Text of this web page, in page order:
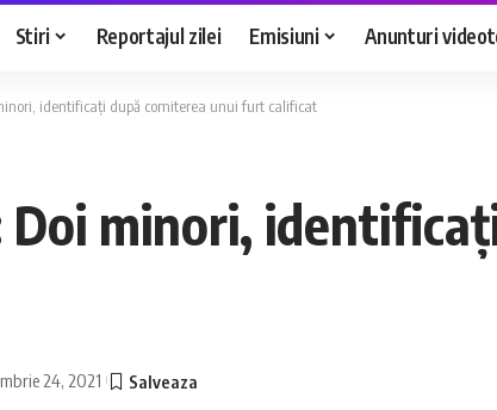
Stiri Reportajul zilei Emisiuni Anunturi
identificați după comiterea unui furt calificat
Doi minori,
24, 2021